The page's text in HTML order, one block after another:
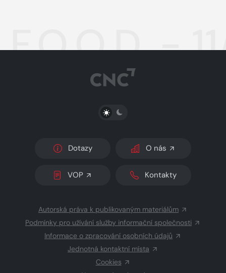
F.O.O.D. -
PŘEPNOUT SVĚTLÝ/TMAVÝ REŽIM
Dotazy O nás
VOP Kontakty
Autorská práva k publikovaným materiálům
Podmínky pro užívání služby informační společnosti
Informace o zpracování osobních údajů
Jednotná kontaktní místa
Cookies